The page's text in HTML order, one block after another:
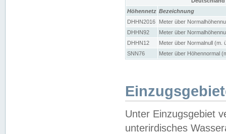
Höhennetz Bezeichnung
DHHN2016
Meter über
DHHN92
Meter über
DHHN12
Meter über Normalnull (m.
SNN76
Meter über Höhennormal
Unter Einzugsgebiet
unterirdisches